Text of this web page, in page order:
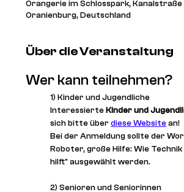
Orangerie im Schlosspark, Kanalstraße
Oranienburg, Deutschland
Über die Veranstaltung
Wer kann teilnehmen?
1) Kinder und Jugendliche
Interessierte Kinder und
sich bitte über diese Website an!
Bei der Anmeldung sollte der
Roboter, große Hilfe: Wie Technik
hilft" ausgewählt werden.
2) Senioren und Seniorinnen